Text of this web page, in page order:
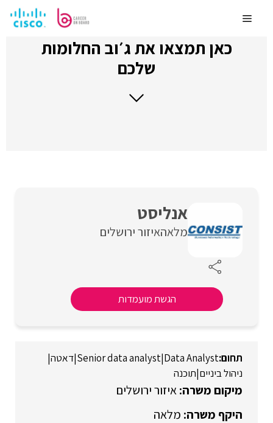
לתוכןMenu
כאן תמצאו את ג׳וב החלומות
שלכם
אנליסט
מלאהאיזור ירושלים
הגשת מועמדות
Data Analyst
|
Senior data analyst
|דאטה|
ניהול ביניים|תוכנה
איזור ירושלים
מלאה